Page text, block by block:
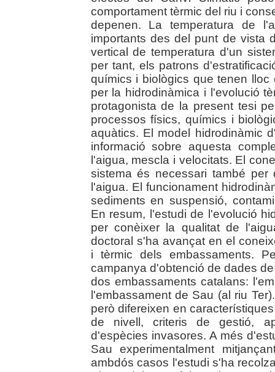
comportament tèrmic del riu i
depenen. La temperatura de
importants des del punt de vista
vertical de temperatura d'un
per tant, els patrons
químics i biològics que tenen
per la hidrodinàmica i l'evolució
protagonista de la present tesi
processos físics, químics i
aquàtics. El model hidrodinàmic
informació sobre aquesta
l'aigua, mescla i velocitats. El
sistema és necessari també
l'aigua. El funcionament
sediments en suspensió,
En resum, l'estudi de l'evolució
per conèixer la qualitat de
doctoral s'ha avançat en el
i tèrmic dels embassaments.
campanya d'obtenció de dades
dos embassaments catalans:
l'embassament de Sau (al riu
però difereixen en
de nivell, criteris de gestió,
d'espècies invasores. A més
Sau experimentalment
ambdós casos l'estudi s'ha